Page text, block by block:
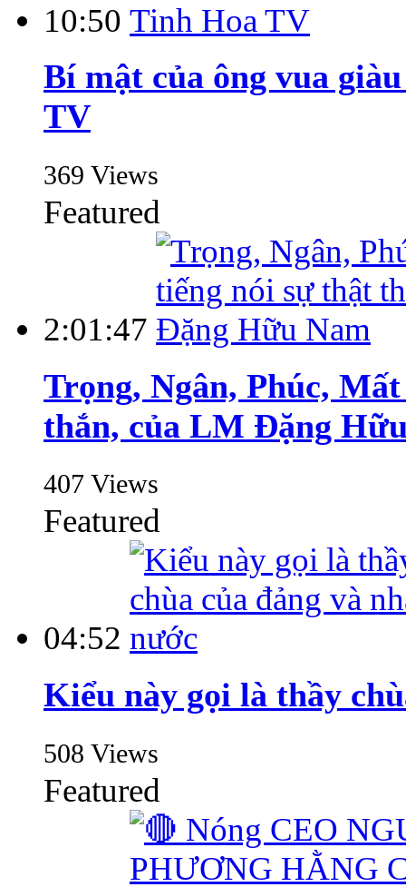
10:50
Bí mật của ông vua
TV
369 Views
Featured
2:01:47
Trọng, Ngân, Phúc,
thắn, của LM Đặng
407 Views
Featured
04:52
Kiểu này gọi là thầy
508 Views
Featured